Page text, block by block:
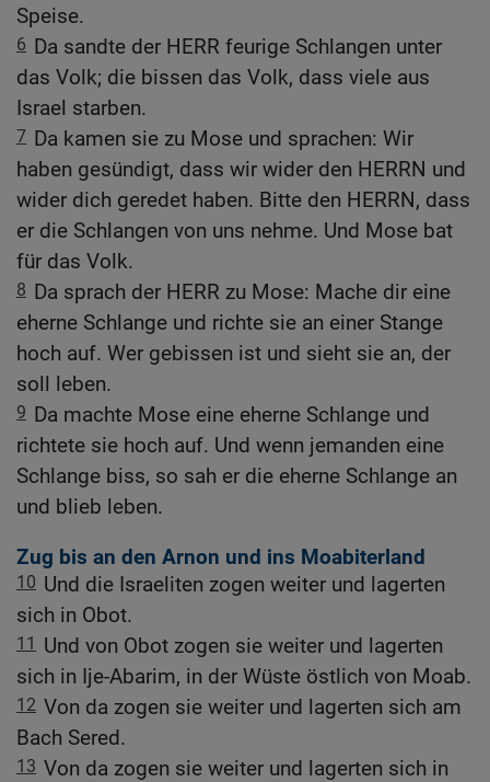
Speise.
6 Da sandte der HERR feurige Schlangen unter
das Volk; die bissen das Volk, dass viele aus
Israel starben.
7 Da kamen sie zu Mose und sprachen: Wir
haben gesündigt, dass wir wider den HERRN und
wider dich geredet haben. Bitte den HERRN, dass
er die Schlangen von uns nehme. Und Mose bat
für das Volk.
8 Da sprach der HERR zu Mose: Mache dir eine
eherne Schlange und richte sie an einer Stange
hoch auf. Wer gebissen ist und sieht sie an, der
soll leben.
9 Da machte Mose eine eherne Schlange und
richtete sie hoch auf. Und wenn jemanden eine
Schlange biss, so sah er die eherne Schlange an
und blieb leben.
Zug bis an den Arnon und ins Moabiterland
10 Und die Israeliten zogen weiter und lagerten
sich in Obot.
11 Und von Obot zogen sie weiter und lagerten
sich in Ije-Abarim, in der Wüste östlich von Moab.
12 Von da zogen sie weiter und lagerten sich am
Bach Sered.
13 Von da zogen sie weiter und lagerten sich in